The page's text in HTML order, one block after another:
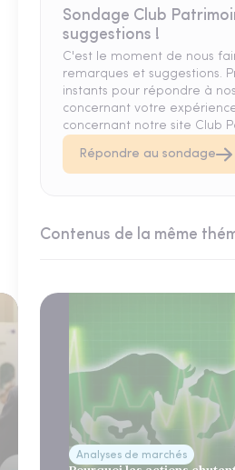
Sondage Club
suggestions !
C'est le moment de nous
remarques et suggestions.
instants pour répondre à
concernant votre
concernant notre site Club
Répondre au sondage
Contenus de la même
Analyses de marchés